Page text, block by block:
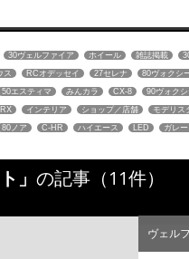
30ヴェルファイア ホイール 雑誌掲載
ス RCオデッセイ 27セレナ 80ヴォクシ
50エスティマ みんカラ CX-8 90ヴォクシ
インテリア ショップ／店舗 モデリス
80ノア C-HR ハイエース LED ガレー
」 の記事（11件）
ヴェル